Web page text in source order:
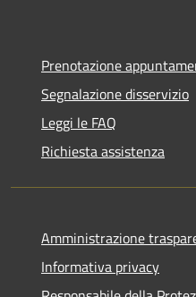
Prenotazione
Segnalazione disservizio
Leggi le FAQ
Richiesta assistenza
Amministrazione
Informativa privacy